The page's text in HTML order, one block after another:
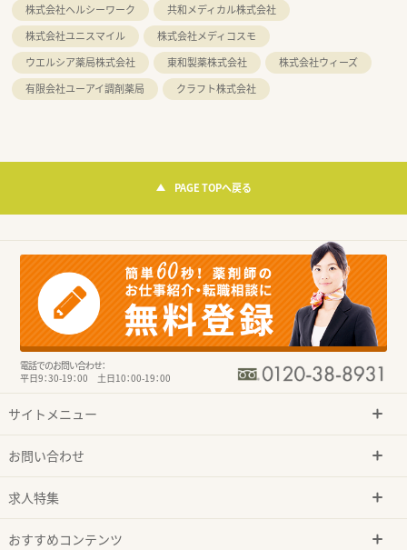
株式会社ヘルシーワーク
共和メディカル株式会社
株式会社ユニスマイル
株式会社メディコスモ
ウエルシア薬局株式会社
東和製薬株式会社
株式会社ウィーズ
有限会社ユーアイ調剤薬局
クラフト株式会社
PAGE TOPへ戻る
電話でのお問い合わせ：
平日9：30-19：00 土日10：00-19：00
サイトメニュー
お問い合わせ
求人特集
おすすめコンテンツ